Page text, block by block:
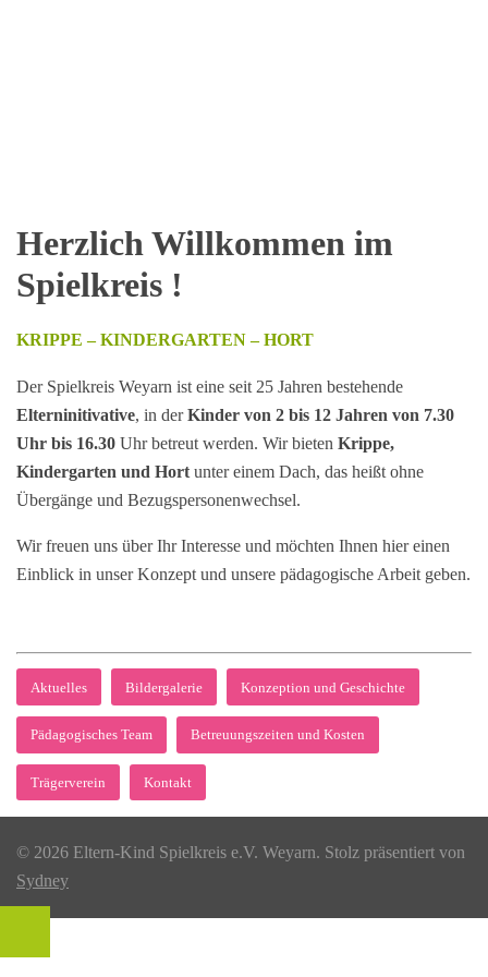
Herzlich Willkommen im
Spielkreis !
KRIPPE – KINDERGARTEN – HORT
Der Spielkreis Weyarn ist eine seit 25 Jahren bestehende
Elterninitivative, in derKinder von 2 bis 12 Jahren von 7.30
Uhr bis 16.30 Uhr betreut werden. Wir bieten Krippe,
Kindergarten und Hort unter einem Dach, das heißt ohne
Übergänge und Bezugspersonenwechsel.
Wir freuen uns über Ihr Interesse und möchten Ihnen hier einen
Einblick in unser Konzept und unsere pädagogische Arbeit geben.
Aktuelles Bildergalerie Konzeption und Geschichte
Pädagogisches Team Betreuungszeiten und Kosten
Trägerverein Kontakt
© 2026 Eltern-Kind Spielkreis e.V. Weyarn. Stolz präsentiert von
Sydney